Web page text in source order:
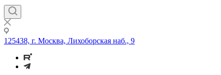
125438, г. Москва, Лихоборская наб., 9